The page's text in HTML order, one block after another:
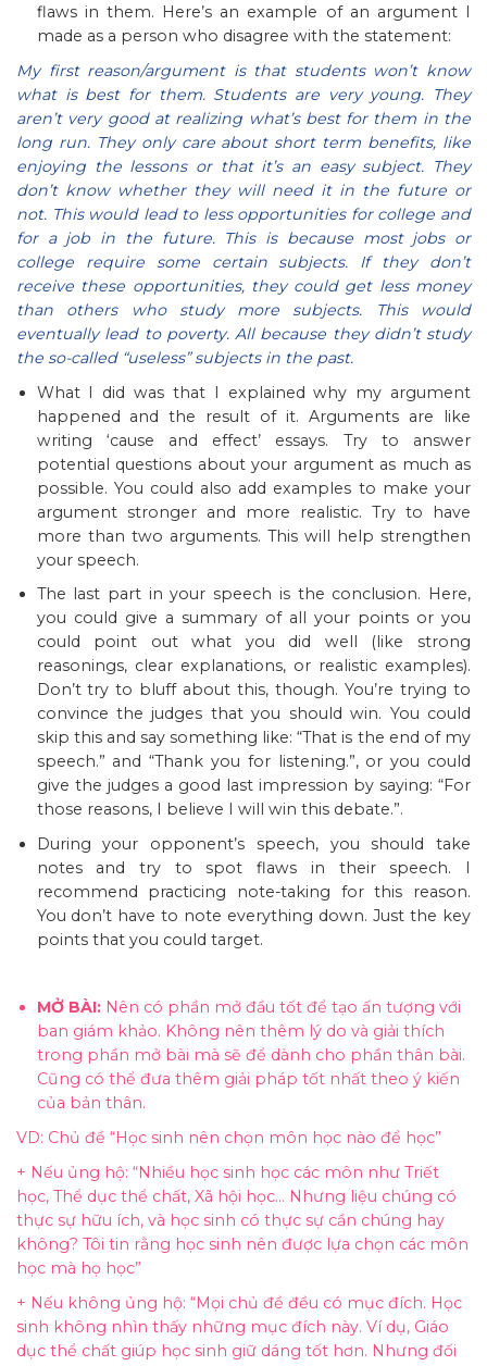
flaws in them. Here’s an example of an argument I
made as a person who disagree with the statement:
My first reason/argument is that students won’t know
what is best for them. Students are very young. They
aren’t very good at realizing what’s best for them in the
long run. They only care about short term benefits, like
enjoying the lessons or that it’s an easy subject. They
don’t know whether they will need it in the future or
not. This would lead to less opportunities for college and
for a job in the future. This is because most jobs or
college require some certain subjects. If they don’t
receive these opportunities, they could get less money
than others who study more subjects. This would
eventually lead to poverty. All because they didn’t study
the so-called “useless” subjects in the past.
What I did was that I explained why my argument
happened and the result of it. Arguments are like
writing ‘cause and effect’ essays. Try to answer
potential questions about your argument as much as
possible. You could also add examples to make your
argument stronger and more realistic. Try to have
more than two arguments. This will help strengthen
your speech.
The last part in your speech is the conclusion. Here,
you could give a summary of all your points or you
could point out what you did well (like strong
reasonings, clear explanations, or realistic examples).
Don’t try to bluff about this, though. You’re trying to
convince the judges that you should win. You could
skip this and say something like: “That is the end of my
speech.” and “Thank you for listening.”, or you could
give the judges a good last impression by saying: “For
those reasons, I believe I will win this debate.”.
During your opponent’s speech, you should take
notes and try to spot flaws in their speech. I
recommend practicing note-taking for this reason.
You don’t have to note everything down. Just the key
points that you could target.
MỞ BÀI:Nên có phần mở đầu tốt để tạo ấn tượng với
ban giám khảo. Không nên thêm lý do và giải thích
trong phần mở bài mà sẽ để dành cho phần thân bài.
Cũng có thể đưa thêm giải pháp tốt nhất theo ý kiến
của bản thân.
VD: Chủ đề “Học sinh nên chọn môn học nào để học”
+ Nếu ủng hộ: “Nhiều học sinh học các môn như Triết
học, Thể dục thể chất, Xã hội học… Nhưng liệu chúng có
thực sự hữu ích, và học sinh có thực sự cần chúng hay
không? Tôi tin rằng học sinh nên được lựa chọn các môn
học mà họ học”
+ Nếu không ủng hộ: “Mọi chủ đề đều có mục đích. Học
sinh không nhìn thấy những mục đích này. Ví dụ, Giáo
dục thể chất giúp học sinh giữ dáng tốt hơn. Nhưng đối